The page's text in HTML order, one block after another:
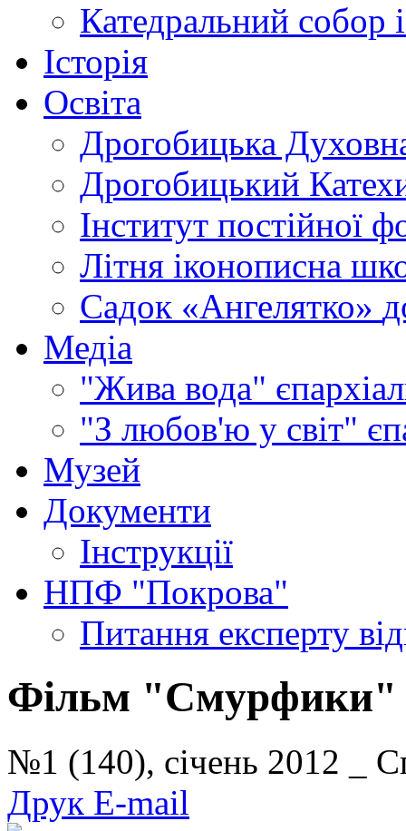
Катедральний собор
Історія
Освіта
Дрогобицька
Дрогобицький
Інститут постійної
Літня іконописна
Садок «Ангелятко»
Медіа
"Жива вода"
"З любов'ю у світ"
Музей
Документи
Інструкції
НПФ "Покрова"
Питання експерту
Фільм "Смурфики" -
№1 (140), січень 2012 _
Друк E-mail